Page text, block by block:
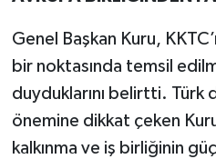
Genel Başkan Kuru,
bir noktasında temsil
duyduklarını belirtti. Türk
önemine dikkat çeken
kalkınma ve iş birliğinin